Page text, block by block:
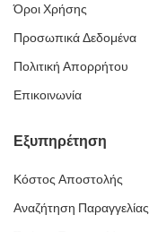
Όροι Χρήσης
Προσωπικά Δεδομένα
Πολιτική Απορρήτου
Επικοινωνία
Εξυπηρέτηση
Κόστος Αποστολής
Αναζήτηση Παραγγελίας